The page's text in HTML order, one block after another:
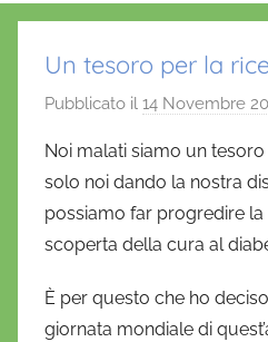
Un tesoro per la
Pubblicato il 14 Novembre
Noi malati siamo un
solo noi dando la nostra
possiamo far progredire
scoperta della cura al
È per questo che ho
giornata mondiale di